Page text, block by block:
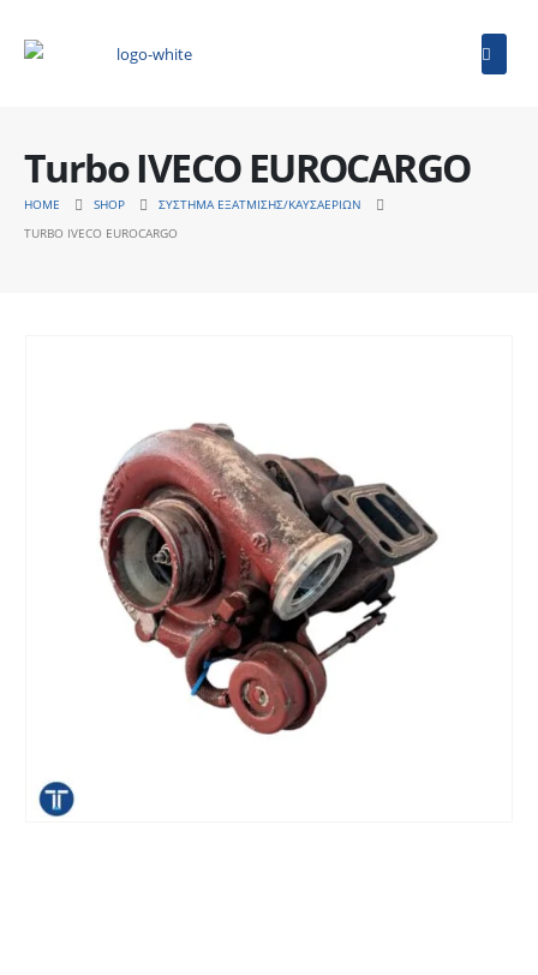
Turbo IVECO EUROCARGO
HOME SHOP
ΣΎΣΤΗΜΑ ΕΞΆΤΜΙΣΗΣ/ΚΑΥΣΑΕΡΊΩΝ
TURBO IVECO EUROCARGO